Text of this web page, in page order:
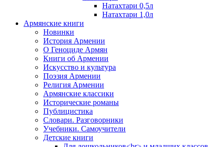
Натахтари 0,5л
Натахтари 1,0л
Армянские книги
Новинки
История Армении
О Геноциде Армян
Книги об Армении
Иcкусство и культура
Поэзия Армении
Религия Армении
Армянские классики
Исторические романы
Публицистика
Словари. Разговорники
Учебники. Самоучители
Детские книги